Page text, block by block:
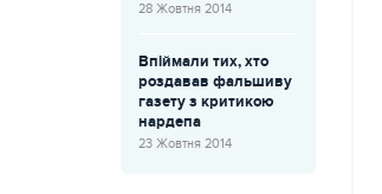
28 Жовтня 2014
Впіймали тих, хто
роздавав фальшиву
газету з критикою
нардепа
23 Жовтня 2014